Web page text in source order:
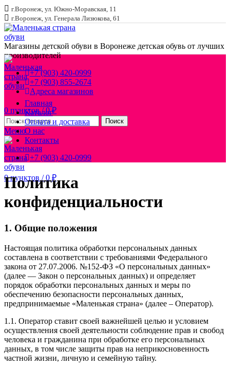
г.Воронеж, ул. Южно-Моравская, 11
г.Воронеж, ул. Генерала Лизюкова, 61
Магазины детской обуви в Воронеже детская обувь от лучших
производителей
+7 (903) 420-0999
+7 (903) 855-2674
Адреса магазинов
0 пунктов / 0₽
Поиск
Меню
0пунктов / 0 ₽
Главная
Каталог
Оплата и доставка
О нас
Контакты
+7 (903) 420-0999
Политика
конфиденциальности
1. Общие положения
Настоящая политика обработки персональных данных
составлена в соответствии с требованиями Федерального
закона от 27.07.2006. №152-ФЗ «О персональных данных»
(далее — Закон о персональных данных) и определяет
порядок обработки персональных данных и меры по
обеспечению безопасности персональных данных,
предпринимаемые «Маленькая страна» (далее – Оператор).
1.1. Оператор ставит своей важнейшей целью и условием
осуществления своей деятельности соблюдение прав и свобод
человека и гражданина при обработке его персональных
данных, в том числе защиты прав на неприкосновенность
частной жизни, личную и семейную тайну.